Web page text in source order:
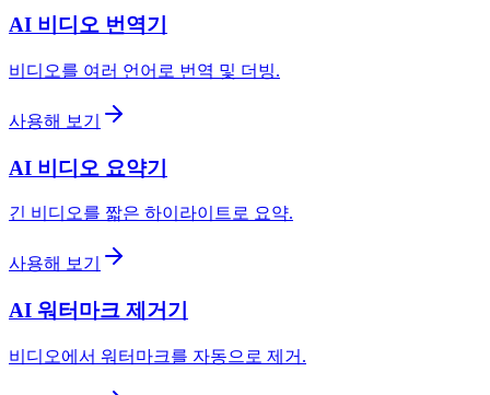
AI 비디오 번역기
비디오를 여러 언어로 번역 및 더빙.
사용해 보기
AI 비디오 요약기
긴 비디오를 짧은 하이라이트로 요약.
사용해 보기
AI 워터마크 제거기
비디오에서 워터마크를 자동으로 제거.